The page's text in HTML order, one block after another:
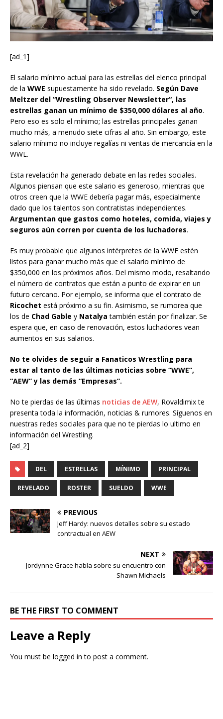
[ad_1]
El salario mínimo actual para las estrellas del elenco principal
de la WWE supuestamente ha sido revelado. Según Dave
Meltzer del “Wrestling Observer Newsletter“, las
estrellas ganan un mínimo de $350,000 dólares al año.
Pero eso es solo el mínimo; las estrellas principales ganan
mucho más, a menudo siete cifras al año. Sin embargo, este
salario mínimo no incluye regalías ni ventas de mercancía en la
WWE.
Esta revelación ha generado debate en las redes sociales.
Algunos piensan que este salario es generoso, mientras que
otros creen que la WWE debería pagar más, especialmente
dado que los talentos son contratistas independientes.
Argumentan que gastos como hoteles, comida, viajes y
seguros aún corren por cuenta de los luchadores.
Es muy probable que algunos intérpretes de la WWE estén
listos para ganar mucho más que el salario mínimo de
$350,000 en los próximos años. Del mismo modo, resaltando
el número de contratos que están a punto de expirar en un
futuro cercano. Por ejemplo, se informa que el contrato de
Ricochet está próximo a su fin. Asimismo, se rumorea que
los de Chad Gable y Natalya también están por finalizar. Se
espera que, en caso de renovación, estos luchadores vean
aumentos en sus salarios.
No te olvides de seguir a Fanaticos Wrestling para
estar al tanto de las últimas noticias sobre “WWE”,
“AEW” y las demás “Empresas”.
No te pierdas de las últimas noticias de AEW, Rovaldimix te
presenta toda la información, noticias & rumores. Síguenos en
nuestras redes sociales para que no te pierdas lo ultimo en
información del Wrestling.
[ad_2]
DEL ESTRELLAS MÍNIMO PRINCIPAL
REVELADO ROSTER SUELDO WWE
PREVIOUS
Jeff Hardy: nuevos detalles sobre su estado
contractual en AEW
NEXT
Jordynne Grace habla sobre su encuentro con
Shawn Michaels
BE THE FIRST TO COMMENT
Leave a Reply
You must be logged in to post a comment.